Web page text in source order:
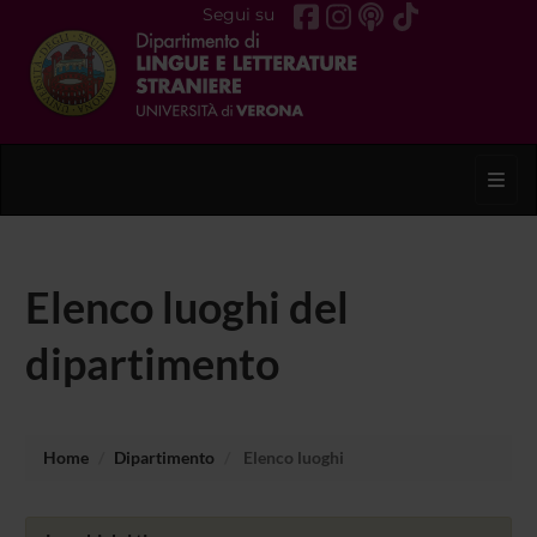
Segui su
Elenco luoghi del
dipartimento
Home Dipartimento Elenco luoghi